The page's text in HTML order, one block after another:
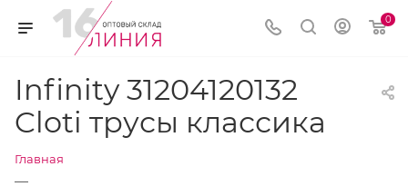
0
Infinity 31204120132
Cloti трусы классика
Главная
—